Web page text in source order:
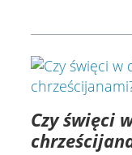
Czy święci